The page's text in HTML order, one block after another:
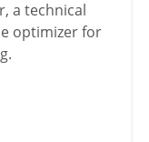
a technical
optimizer for